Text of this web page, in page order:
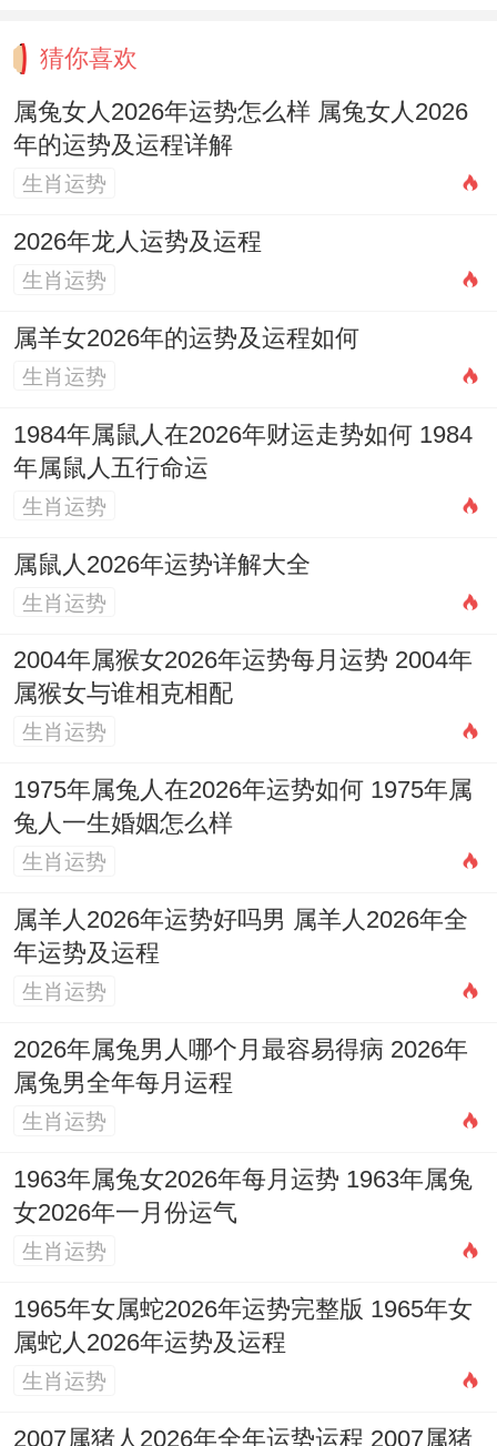
（癸
透
出
五月
（甲
午）
见
增，感情事业均易冲突，
六月
未）
比
夺
财
保，
七月
（丙
申）
财
正
官
事业上有竞争亦有转机，
话，
八月
（丁
酉）
神
制
冲克月令，变动难免，但
以才智应对挑战，反能脱
九月
（戊
戌）
正
身
的月份，
十月
（己
亥）
印
坐
印
得长辈关爱，利于休养、
学习，但思绪多，易陷空
十一
正
冲
常，远行注意安全，谨防
猜你喜欢
属兔女人2026年运势怎么样 属兔女人2026
年的运势及运程详解
生肖运势
2026年龙人运势及运程
生肖运势
属羊女2026年的运势及运程如何
生肖运势
1984年属鼠人在2026年财运走势如何 1984
年属鼠人五行命运
生肖运势
属鼠人2026年运势详解大全
生肖运势
2004年属猴女2026年运势每月运势 2004年
属猴女与谁相克相配
生肖运势
1975年属兔人在2026年运势如何 1975年属
兔人一生婚姻怎么样
生肖运势
属羊人2026年运势好吗男 属羊人2026年全
年运势及运程
生肖运势
2026年属兔男人哪个月最容易得病 2026年
属兔男全年每月运程
生肖运势
1963年属兔女2026年每月运势 1963年属兔
女2026年一月份运气
生肖运势
1965年女属蛇2026年运势完整版 1965年女
属蛇人2026年运势及运程
生肖运势
2007属猪人2026年全年运势运程 2007属猪